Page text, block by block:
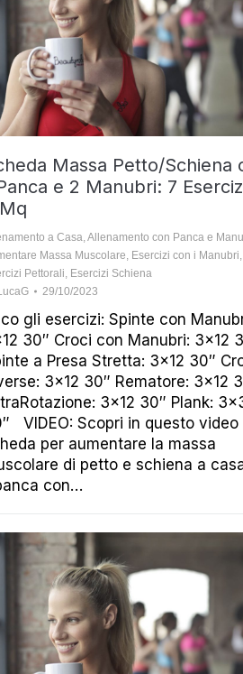
Massa Petto/Schiena
e 2 Manubri: 7
a Casa,Allenamento con Panca e
Massa Muscolare, Esercizi con i Manubri,
Pettorali, Esercizi Schiena
29/10/2023
gli esercizi: Spinte con
30″ Croci con Manubri: 3×12
a Presa Stretta: 3×12 30″
3×12 30″ Rematore: 3×12
3×12 30″ Plank:
VIDEO: Scopri in questo video
per aumentare la massa
di petto e schiena a
con…